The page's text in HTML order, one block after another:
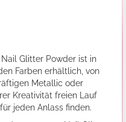
Glitter Powder ist in
Farben erhältlich, von
Metallic oder
Kreativität freien Lauf
jeden Anlass finden.